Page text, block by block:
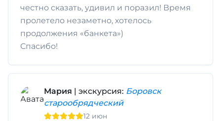
честно сказать, удивил и поразил! Время
пролетело незаметно, хотелось
продолжения «банкета»)
Спасибо!
Мария | экскурсия: Боровск
старообрядческий
12 июн